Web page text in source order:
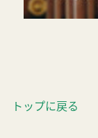
トップに戻る